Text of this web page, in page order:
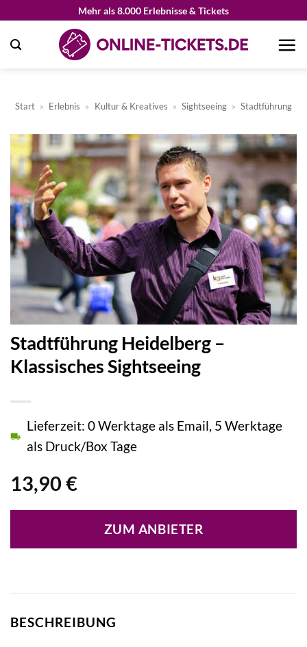
springen
Mehr als 8.000 Erlebnisse & Tickets
Start » Erlebnis » Kultur & Kreatives » Sightseeing » Stadtführung
Stadtführung Heidelberg –
Klassisches Sightseeing
13,90 €
Lieferzeit: 0 Werktage als Email, 5 Werktage
als Druck/Box Tage
ZUM ANBIETER
BESCHREIBUNG